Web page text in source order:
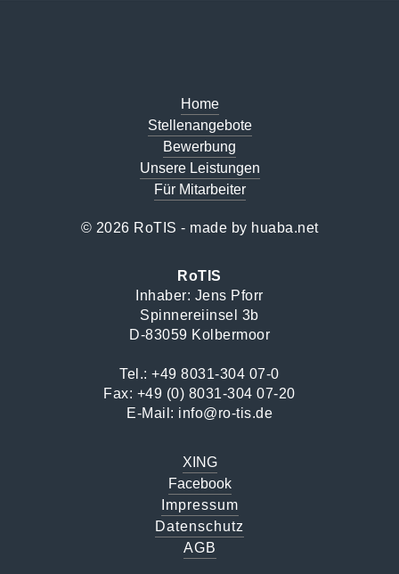
Home
Stellenangebote
Bewerbung
Unsere Leistungen
Für Mitarbeiter
© 2026 RoTIS - made by huaba.net
RoTIS
Inhaber: Jens Pforr
Spinnereiinsel 3b
D-83059 Kolbermoor
Tel.:+49 8031-304 07-0
Fax: +49 (0) 8031-304 07-20
E-Mail: info@ro-tis.de
XING
Facebook
Impressum
Datenschutz
AGB